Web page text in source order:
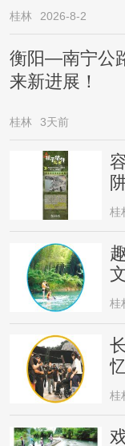
桂林 2026-8-2
衡阳—南宁公
来新进展！
桂林 3天前
桂
桂
桂